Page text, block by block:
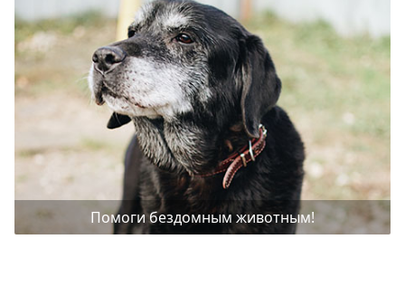
Помоги бездомным животным!